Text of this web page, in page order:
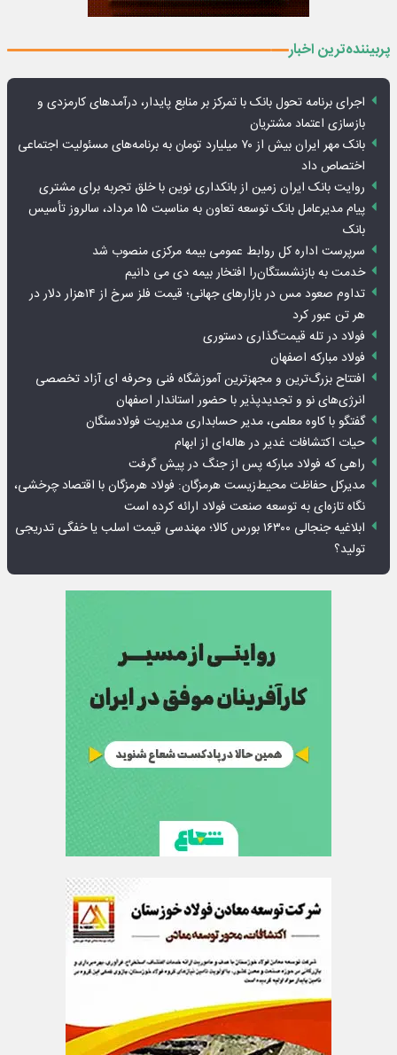
پربیننده‌ترین اخبار
اجرای برنامه تحول بانک با تمرکز بر منابع پایدار، درآمدهای کارمزدی و
بازسازی اعتماد مشتریان
بانک مهر ایران بیش از ۷۰ میلیارد تومان به برنامه‌های مسئولیت اجتماعی
اختصاص داد
روایت بانک ایران زمین از بانکداری نوین با خلق تجربه برای مشتری
پیام مدیرعامل بانک توسعه تعاون به مناسبت ۱۵ مرداد، سالروز تأسیس
بانک
سرپرست اداره کل روابط عمومی بیمه مرکزی منصوب شد
خدمت به بازنشستگان‌را افتخار بیمه دی می دانیم
تداوم صعود مس در بازارهای جهانی؛ قیمت فلز سرخ از ۱۴هزار دلار در
هر تن عبور کرد
فولاد در تله قیمت‌گذاری دستوری
فولاد مبارکه اصفهان
افتتاح بزرگ‌ترین و مجهزترین آموزشگاه فنی وحرفه ای آزاد تخصصی
انرژی‌های نو و تجدیدپذیر با حضور استاندار اصفهان
گفتگو با کاوه معلمی، مدیر حسابداری مدیریت فولادسنگان
حیات اکتشافات غدیر در هاله‌ای از ابهام
راهی که فولاد مبارکه پس از جنگ در پیش گرفت
مدیرکل حفاظت محیط‌زیست هرمزگان: فولاد هرمزگان با اقتصاد چرخشی،
نگاه تازه‌ای به توسعه صنعت فولاد ارائه کرده است
ابلاغیه جنجالی ۱۶۳۰۰ بورس کالا؛ مهندسی قیمت اسلب یا خفگی تدریجی
تولید؟